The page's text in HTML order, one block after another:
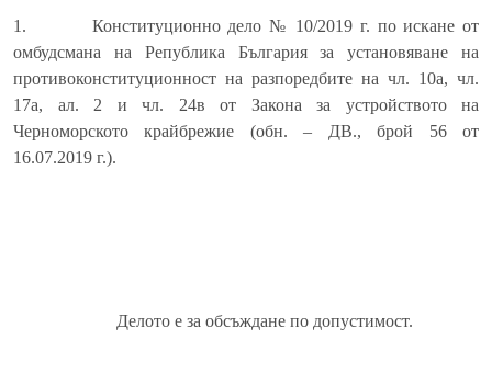
1.
Конституционно дело № 10/2019 г. по искане от
омбудсмана на Република България за установяване на
противоконституционност на разпоредбите на чл. 10а, чл.
17а, ал. 2 и чл. 24в от Закона за устройството на
Черноморското крайбрежие (обн. – ДВ., брой 56 от
16.07.2019 г.).
Делото е за обсъждане по допустимост.